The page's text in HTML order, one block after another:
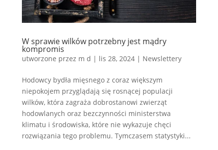
W sprawie wilków potrzebny jest mądry
kompromis
utworzone przez m d | lis 28, 2024| Newslettery
Hodowcy bydła mięsnego z coraz większym
niepokojem przyglądają się rosnącej populacji
wilków, która zagraża dobrostanowi zwierząt
hodowlanych oraz bezczynności ministerstwa
klimatu i środowiska, które nie wykazuje chęci
rozwiązania tego problemu. Tymczasem statystyki...